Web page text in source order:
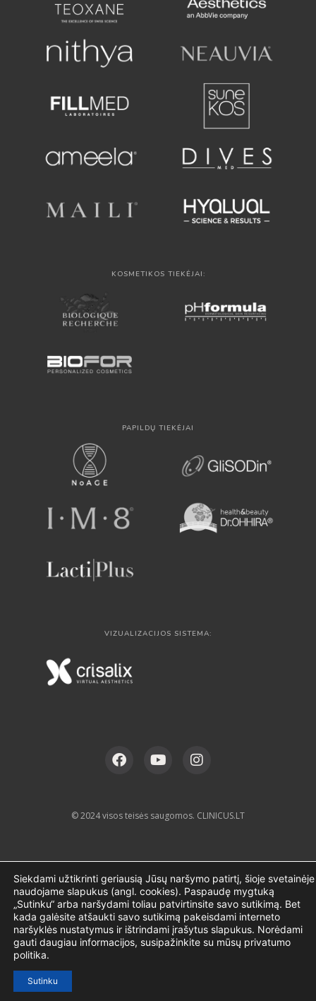
KOSMETIKOS TIEKĖJAI:
PAPILDŲ TIEKĖJAI
VIZUALIZACIJOS SISTEMA:
© 2024 visos teisės saugomos. CLINICUS.LT
Siekdami užtikrinti geriausią Jūsų naršymo patirtį, šioje svetainėje
naudojame slapukus (angl. cookies). Paspaudę mygtuką
„Sutinku“ arba naršydami toliau patvirtinsite savo sutikimą. Bet
kada galėsite atšaukti savo sutikimą pakeisdami interneto
naršyklės nustatymus ir ištrindami įrašytus slapukus. Norėdami
gauti daugiau informacijos, susipažinkite su mūsų privatumo
politika.
Sutinku